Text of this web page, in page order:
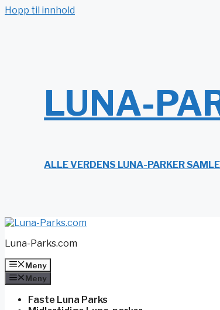
Hopp til innhold
LUNA-
ALLE VERDENS LUNA-PARKER
Luna-Parks.com
Meny
Meny
Faste Luna Parks